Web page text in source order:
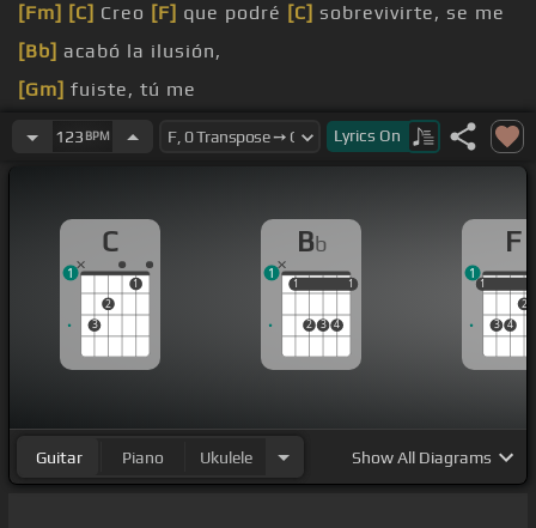
[Fm] [C] Creo [F] que podré [C] sobrevivirte, se me
[Bb] acabó la ilusión,
[Gm] fuiste, tú me
deshiciste, ya no consigo dejar de[C]
triste, cuando me
123 BPM Lyrics On
C
3
2
1
1
Bb
1
2 3 4
1
1 1
1
F
1
3 4
2
1
1
Guitar Piano Ukulele ShowAll Diagrams